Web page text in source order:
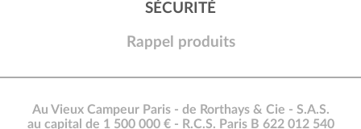
SÉCURITÉ
Rappel produits
Au Vieux Campeur Paris - de Rorthays & Cie - S.A.S.
au capital de 1 500 000 € - R.C.S. Paris B 622 012 540